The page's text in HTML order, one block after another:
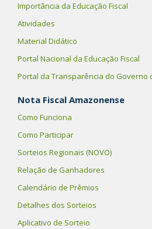
Importância da Educação Fiscal
Atividades
Material Didático
Portal Nacional da Educação Fiscal
Portal da Transparência do Governo
Nota Fiscal Amazonense
Como Funciona
Como Participar
Sorteios Regionais (NOVO)
Relação de Ganhadores
Calendário de Prêmios
Detalhes dos Sorteios
Aplicativo de Sorteio